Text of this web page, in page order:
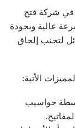
في شركة فتح
عالية وبجودة
لتجنب إلحاق
الأتية:
حواسيب